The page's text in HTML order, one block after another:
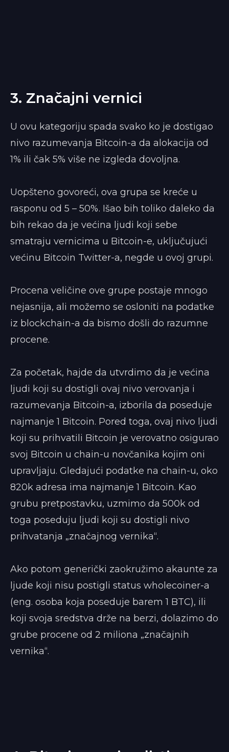
3. Značajni vernici
U ovu kategoriju spada svako ko je dostigao
nivo razumevanja Bitcoin-a da alokacija od
1% ili čak 5% više ne izgleda dovoljna.
Uopšteno govoreći, ova grupa se kreće u
rasponu od 5 – 50%. Išao bih toliko daleko da
bih rekao da je većina ljudi koji sebe
smatraju vernicima u Bitcoin-e, uključujući
većinu Bitcoin Twitter-a, negde u ovoj grupi.
Procena veličine ove grupe postaje mnogo
nejasnija, ali možemo se osloniti na podatke
iz blockchain-a da bismo došli do razumne
procene.
Za početak, hajde da utvrdimo da je većina
ljudi koji su dostigli ovaj nivo verovanja i
razumevanja Bitcoin-a, izborila da poseduje
najmanje 1 Bitcoin. Pored toga, ovaj nivo ljudi
koji su prihvatili Bitcoin je verovatno osigurao
svoj Bitcoin u chain-u novčanika kojim oni
upravljaju. Gledajući podatke na chain-u, oko
820k adresa ima najmanje 1 Bitcoin. Kao
grubu pretpostavku, uzmimo da 500k od
toga poseduju ljudi koji su dostigli nivo
prihvatanja „značajnog vernika“.
Ako potom generički zaokružimo akaunte za
ljude koji nisu postigli status whole­coiner-a
(eng. osoba koja poseduje barem 1 BTC), ili
koji svoja sredstva drže na berzi, dolazimo do
grube procene od 2 miliona „značajnih
vernika“.